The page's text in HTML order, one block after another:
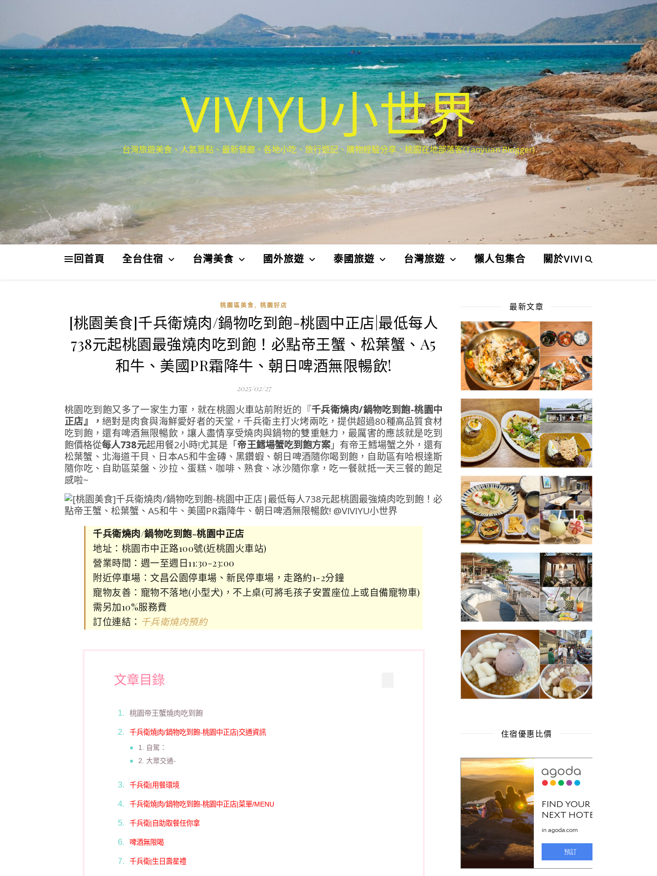
VIVIYU小世界
台灣旅遊美食、人氣景點、最新餐廳、各地小吃、旅行遊記、購物經驗分享．桃園在地部落客(Taoyuan Blogger)
回首頁 全台住宿 台灣美食 國外旅遊 泰國旅遊 台灣旅遊 懶人包集合 關於VIVI
桃園區美食 , 桃園好店
[桃園美食]千兵衛燒肉/鍋物吃到飽-桃園中正店|最低每人
738元起桃園最強燒肉吃到飽！必點帝王蟹、松葉蟹、A5
和牛、美國PR霜降牛、朝日啤酒無限暢飲!
2025/02/27
桃園吃到飽又多了一家生力軍，就在桃園火車站前附近的『千兵衛燒肉/鍋物吃到飽-桃園中
正店』，絕對是肉食與海鮮愛好者的天堂，千兵衛主打火烤兩吃，提供超過80種高品質食材
吃到飽，還有啤酒無限暢飲，讓人盡情享受燒肉與鍋物的雙重魅力，最厲害的應該就是吃到
飽價格從每人738元起用餐2小時!尤其是「帝王鱈場蟹吃到飽方案」有帝王鱈場蟹之外，還有
松葉蟹、北海道干貝、日本A5和牛金磚、黑鑽蝦、朝日啤酒隨你喝到飽，自助區有哈根達斯
隨你吃、自助區菜盤、沙拉、蛋糕、咖啡、熟食、冰沙隨你拿，吃一餐就抵一天三餐的飽足
感啦~
千兵衛燒肉/鍋物吃到飽-桃園中正店
地址：桃園市中正路100號(近桃園火車站)
營業時間：週一至週日11:30-23:00
附近停車場：文昌公園停車場、新民停車場，走路約1-2分鐘
寵物友善：寵物不落地(小型犬)，不上桌(可將毛孩子安置座位上或自備寵物車)
需另加10%服務費
訂位連結： 千兵衛燒肉預約
文章目錄
桃園帝王蟹燒肉吃到飽
千兵衛燒肉/鍋物吃到飽-桃園中正店|交通資訊
1. 自駕：
2. 大眾交通-
千兵衛|用餐環境
千兵衛燒肉/鍋物吃到飽-桃園中正店|菜單/MENU
千兵衛|自助取餐任你拿
啤酒無限喝
千兵衛|生日壽星禮
最新文章
住宿優惠比價